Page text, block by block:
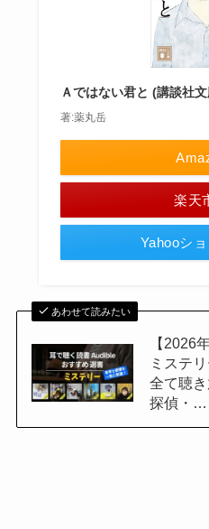
Ａではない君と (講談社
著:薬丸岳
楽天
Yahooシ
あわせて読みたい
【2026
ミステ
全て聴
探偵・…